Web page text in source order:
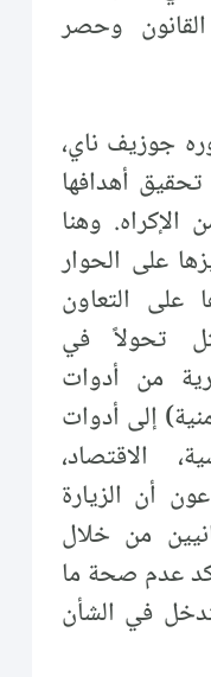
وحصر
جوزيف ناي،
أهدافها
الإكراه. وهنا
على الحوار
على التعاون
تحولاً في
من أدوات
إلى أدوات
الاقتصاد،
أن الزيارة
من خلال
عدم صحة ما
في الشأن